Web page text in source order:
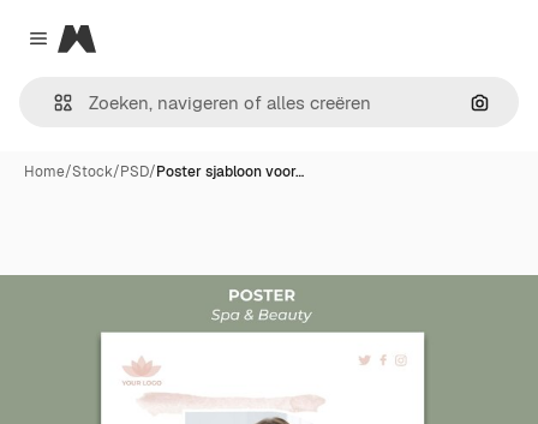
Close menu
Magnific
Home/Stock/PSD/Poster sjabloon voor…